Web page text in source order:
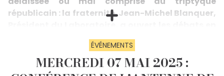
républicain : la fraternité. Jean-Michel Blanquer,
Président du Laboratoire, a ouvert les débats en
interrogeant la place réelle de la fraternité dans
une société française de plus en plus
fragmentée.
Trois regards sur la fraternité : économique,
ÉVÉNEMENTS
MERCREDI 07 MAI 2025 :